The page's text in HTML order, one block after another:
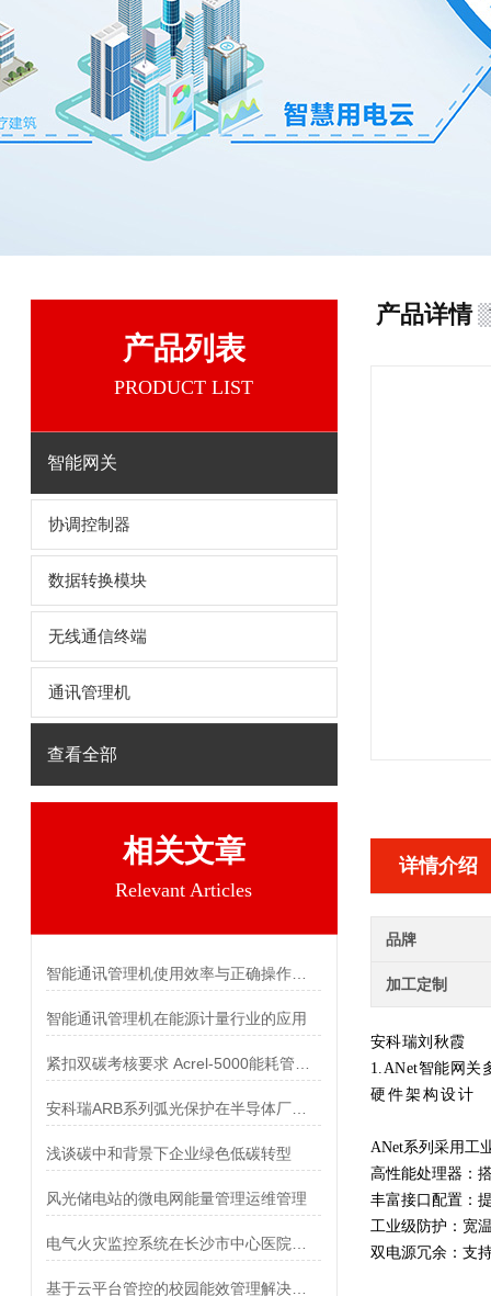
产品列表
PRODUCT LIST
智能网关
协调控制器
数据转换模块
无线通信终端
通讯管理机
查看全部
相关文章
Relevant Articles
智能通讯管理机在能源计量行业的应用
浅谈碳中和背景下企业绿色低碳转型
风光储电站的微电网能量管理运维管理
产品详情
详情介绍
品牌
加工定制
安科瑞刘秋霞
1.ANet智能网关
硬件架构设计
ANet系列采用工
高性能处理器：
丰富接口配置：
工业级防护： 宽
双电源冗余： 支